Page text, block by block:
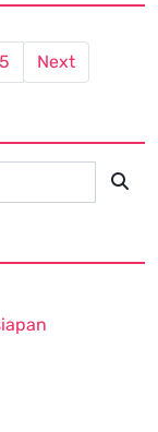
5 Next